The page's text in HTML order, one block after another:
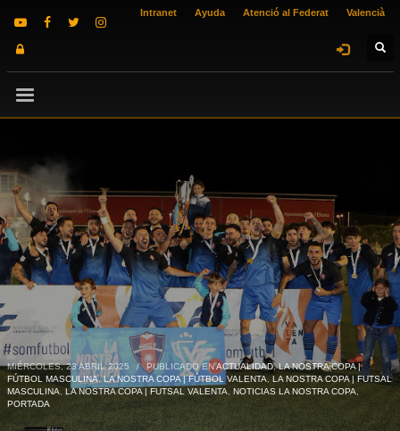
Intranet Ayuda Atenció al Federat Valencià
MIÉRCOLES, 23 ABRIL 2025 / PUBLICADO ENACTUALIDAD,LA NOSTRA COPA |
FÚTBOL MASCULINA,LA NOSTRA COPA | FÚTBOL VALENTA, LA NOSTRA COPA | FUTSAL
MASCULINA, LA NOSTRA COPA | FUTSAL VALENTA, NOTICIAS LA NOSTRA COPA,
PORTADA